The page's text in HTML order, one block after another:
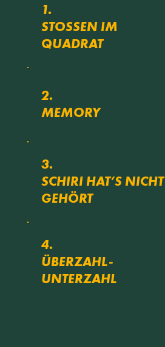
1.
STOSSEN IM Q
UADRAT
2.
MEMORY
3.
SCHIRI HAT’S NICHT
GEHÖRT
4.
ÜBERZAHL-
UNTERZAHL